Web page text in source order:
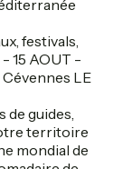
festivals,
- 15 AOUT -
Cévennes LE
de guides,
territoire
mondial de